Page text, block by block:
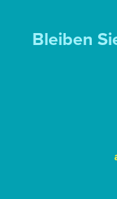
Bleiben